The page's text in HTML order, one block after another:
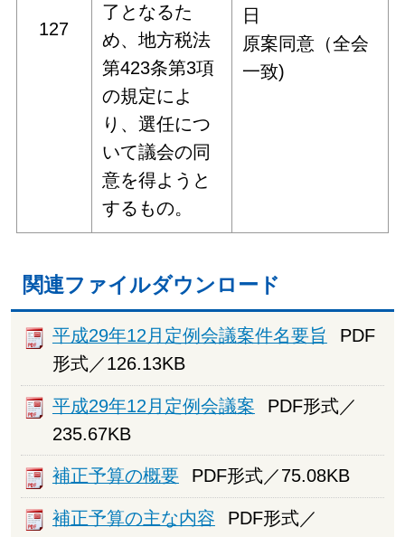
127
日
原案同意（全会
一致)
了となるた
め、地方税法
第423条第3項
の規定によ
り、選任につ
いて議会の同
意を得ようと
するもの。
関連ファイルダウンロード
平成29年12月定例会議案件名要旨
PDF
形式／126.13KB
平成29年12月定例会議案
PDF形式／
235.67KB
補正予算の概要 PDF形式／75.08KB
補正予算の主な内容
PDF形式／